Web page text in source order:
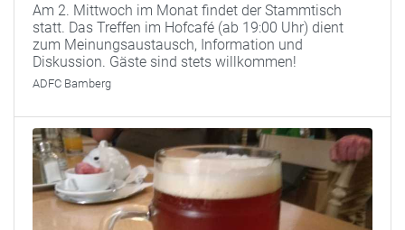
Am 2. Mittwoch im Monat findet der Stammtisch
statt. Das Treffen im Hofcafé (ab 19:00 Uhr) dient
zum Meinungsaustausch, Information und
Diskussion. Gäste sind stets willkommen!
ADFC Bamberg